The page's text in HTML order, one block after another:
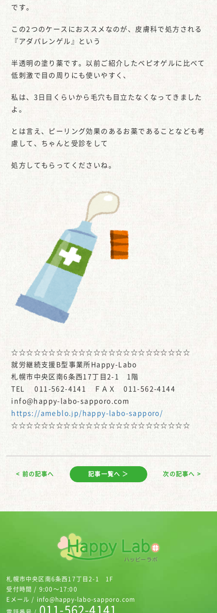
です。
この2つのケースにおススメなのが、皮膚科で処方される
『アダパレンゲル』という
半透明の塗り薬です。以前ご紹介したベピオゲルに比べて
低刺激で目の周りにも使いやすく、
私は、3日目くらいから毛穴も目立たなくなってきました
よ。
とは言え、ピーリング効果のあるお薬であることなども考
慮して、ちゃんと受診をして
処方してもらってくださいね。
☆☆☆☆☆☆☆☆☆☆☆☆☆☆☆☆☆☆☆☆☆☆☆☆
就労継続支援B型事業所Happy-Labo
札幌市中央区南6条西17丁目2-1 1階
TEL 011-562-4141 ＦＡＸ 011-562-4144
info@happy-labo-sapporo.com
https://ameblo.jp/happy-labo-sapporo/
☆☆☆☆☆☆☆☆☆☆☆☆☆☆☆☆☆☆☆☆☆☆☆☆
< 前の記事へ 記事一覧へ ＞ 次の記事へ >
札幌市中央区南6条西17丁目2-1 1F
受付時間 / 9:00～17:00
Eメール / info@happy-labo-sapporo.com
011-562-4141